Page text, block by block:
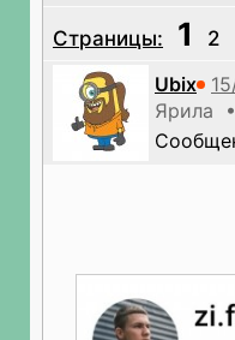
Страницы: 1 2
Ubix
Ярила